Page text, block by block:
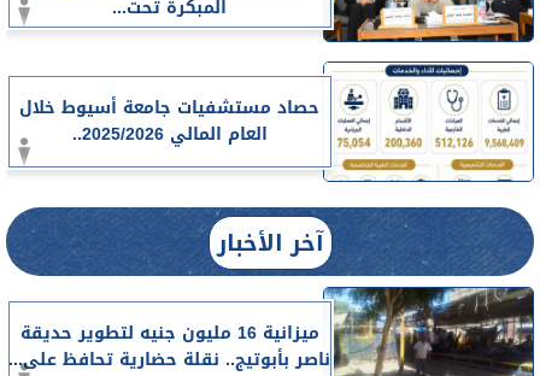
المبكرة تحت...
حصاد مستشفيات جامعة أسيوط خلال
العام المالي 2025/2026..
آخر الأخبار
ميزانية 16 مليون جنيه لتطوير حديقة
ناصر بأبوتيج.. نقلة حضارية تحافظ على...